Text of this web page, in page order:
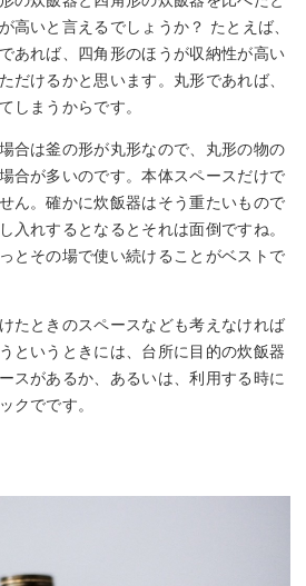
高いと言えるでしょうか？ たとえば、
あれば、四角形のほうが収納性が高い
だけるかと思います。丸形であれば、
しまうからです。
合は釜の形が丸形なので、丸形の物の
合が多いのです。本体スペースだけで
ん。確かに炊飯器はそう重たいもので
入れするとなるとそれは面倒ですね。
とその場で使い続けることがベストで
たときのスペースなども考えなければ
というときには、台所に目的の炊飯器
スがあるか、あるいは、利用する時に
クでです。